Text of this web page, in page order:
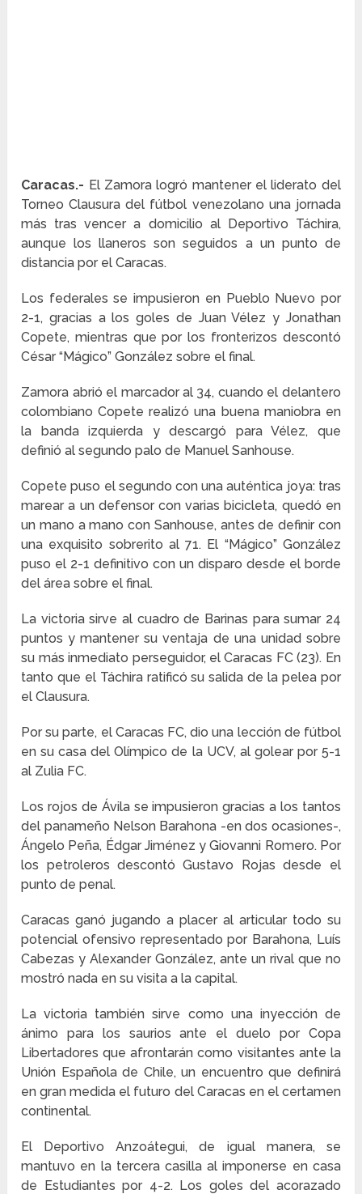
Caracas.- El Zamora logró mantener el liderato del
Torneo Clausura del fútbol venezolano una jornada
más tras vencer a domicilio al Deportivo Táchira,
aunque los llaneros son seguidos a un punto de
distancia por el Caracas.
Los federales se impusieron en Pueblo Nuevo por
2-1, gracias a los goles de Juan Vélez y Jonathan
Copete, mientras que por los fronterizos descontó
César “Mágico” González sobre el final.
Zamora abrió el marcador al 34, cuando el delantero
colombiano Copete realizó una buena maniobra en
la banda izquierda y descargó para Vélez, que
definió al segundo palo de Manuel Sanhouse.
Copete puso el segundo con una auténtica joya: tras
marear a un defensor con varias bicicleta, quedó en
un mano a mano con Sanhouse, antes de definir con
una exquisito sobrerito al 71. El “Mágico” González
puso el 2-1 definitivo con un disparo desde el borde
del área sobre el final.
La victoria sirve al cuadro de Barinas para sumar 24
puntos y mantener su ventaja de una unidad sobre
su más inmediato perseguidor, el Caracas FC (23). En
tanto que el Táchira ratificó su salida de la pelea por
el Clausura.
Por su parte, el Caracas FC, dio una lección de fútbol
en su casa del Olímpico de la UCV, al golear por 5-1
al Zulia FC.
Los rojos de Ávila se impusieron gracias a los tantos
del panameño Nelson Barahona -en dos ocasiones-,
Ángelo Peña, Édgar Jiménez y Giovanni Romero. Por
los petroleros descontó Gustavo Rojas desde el
punto de penal.
Caracas ganó jugando a placer al articular todo su
potencial ofensivo representado por Barahona, Luís
Cabezas y Alexander González, ante un rival que no
mostró nada en su visita a la capital.
La victoria también sirve como una inyección de
ánimo para los saurios ante el duelo por Copa
Libertadores que afrontarán como visitantes ante la
Unión Española de Chile, un encuentro que definirá
en gran medida el futuro del Caracas en el certamen
continental.
El Deportivo Anzoátegui, de igual manera, se
mantuvo en la tercera casilla al imponerse en casa
de Estudiantes por 4-2. Los goles del acorazado